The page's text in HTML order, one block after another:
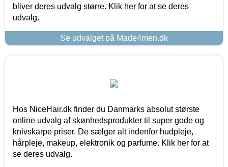
bliver deres udvalg større. Klik her for at se deres
udvalg.
Se udvalget på Made4men.dk
Hos NiceHair.dk finder du Danmarks absolut største
online udvalg af skønhedsprodukter til super gode og
knivskarpe priser. De sælger alt indenfor hudpleje,
hårpleje, makeup, elektronik og parfume. Klik her for at
se deres udvalg.